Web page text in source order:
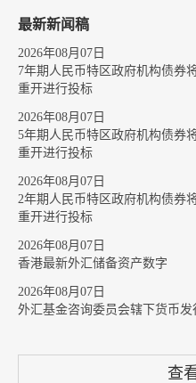
最新新闻稿
2026年08月07日
7年期人民币特区政府机构债券
重开进行投标
2026年08月07日
5年期人民币特区政府机构债券
重开进行投标
2026年08月07日
2年期人民币特区政府机构债券
重开进行投标
2026年08月07日
香港最新外汇储备资产数字
2026年08月07日
外汇基金咨询委员会辖下货币
查